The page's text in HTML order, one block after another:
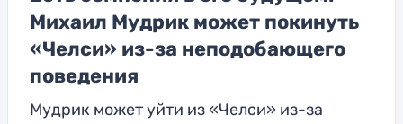
Михаил Мудрик может покинуть
«Челси» из-за неподобающего
поведения
Мудрик может уйти из «Челси» из-за